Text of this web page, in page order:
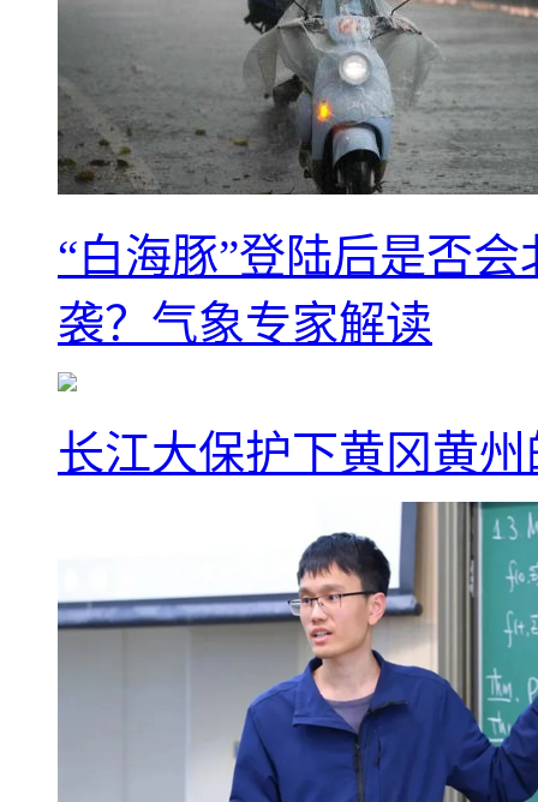
“白海豚”登陆后是否
袭？气象专家解读
长江大保护下黄冈黄